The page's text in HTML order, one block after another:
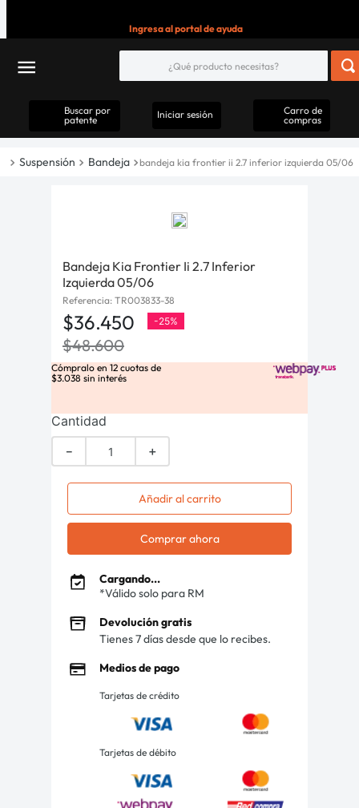
Ingresa al portal de ayuda
Buscar por
patente
Iniciar sesión
Carro de
compras
Suspensión Bandeja bandeja kia frontier ii 2.7 inferior izquierda 05/06
Bandeja Kia Frontier Ii 2.7 Inferior
Izquierda 05/06
Referencia: TR003833-38
$36.450 -25%
$48.600
Cómpralo en 12 cuotas de
$3.038 sin interés
Cantidad
＋
－
Añadir al carrito
Comprar ahora
Cargando...
*Válido solo para RM
Devolución gratis
Tienes 7 días desde que lo recibes.
Medios de pago
Tarjetas de crédito
Tarjetas de débito